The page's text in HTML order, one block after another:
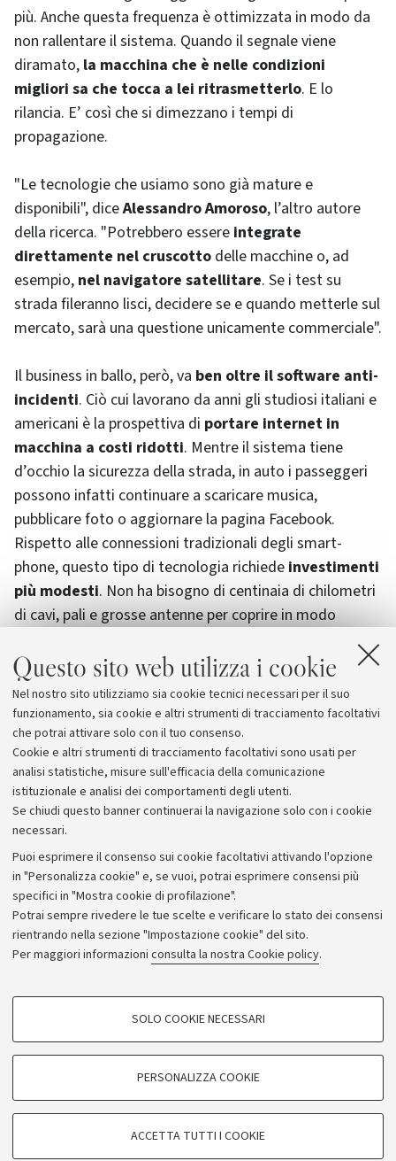
Questo sito web utilizza i cookie
Nel nostro sito utilizziamo sia cookie tecnici necessari per il suo
funzionamento, sia cookie e altri strumenti di tracciamento facoltativi
che potrai attivare solo con il tuo consenso.
Cookie e altri strumenti di tracciamento facoltativi sono usati per
analisi statistiche, misure sull'efficacia della comunicazione
istituzionale e analisi dei comportamenti degli utenti.
Se chiudi questo banner continuerai la navigazione solo con i cookie
necessari.
Puoi esprimere il consenso sui cookie facoltativi attivando l'opzione
in "Personalizza cookie" e, se vuoi, potrai esprimere consensi più
specifici in "Mostra cookie di profilazione".
Potrai sempre rivedere le tue scelte e verificare lo stato dei consensi
rientrando nella sezione "Impostazione cookie" del sito.
Per maggiori informazioni consulta la nostra Cookie policy.
COOKIE DI PROFILAZIONE - FACOLTATIVI
COOKIE TECNICI - NECESSARI
SOLO COOKIE NECESSARI
PERSONALIZZA COOKIE
ACCETTA TUTTI I COOKIE
più. Anche questa frequenza è ottimizzata in modo da
non rallentare il sistema. Quando il segnale viene
diramato, la macchina che è nelle condizioni
migliori sa che tocca a lei ritrasmetterlo. E lo
rilancia. E’ così che si dimezzano i tempi di
propagazione.
"Le tecnologie che usiamo sono già mature e
disponibili", diceAlessandro Amoroso, l’altro autore
della ricerca. "Potrebbero essere integrate
direttamente nel cruscotto delle macchine o, ad
esempio, nel navigatore satellitare. Se i test su
strada fileranno lisci, decidere se e quando metterle sul
mercato, sarà una questione unicamente commerciale".
Il business in ballo, però, va ben oltre ilsoftware anti-
incidenti. Ciò cui lavorano da anni gli studiosi italiani e
americani è la prospettiva di portare internet in
macchina a costi ridotti. Mentre il sistema tiene
d’occhio la sicurezza della strada, in auto i passeggeri
possono infatti continuare a scaricare musica,
pubblicare foto o aggiornare la pagina Facebook.
Rispetto alle connessioni tradizionali degli smart-
phone, questo tipo di tecnologia richiede investimenti
più modesti. Non ha bisogno di centinaia di chilometri
di cavi, pali e grosse antenne per coprire in modo
capillare la rete stradale. Promette inoltre di esserea
buon mercato anche per gli utenti. Per navigare con
losmart-phone, bisogna avere un contratto con una
compagnia telefonica. Per collegarsi viawirelessad
altre macchine, bastano dei compagni di strada.
Archivio
Comunicati stampa
Redazione
Rassegna stampa
© Copyright 2026 - ALMA MATER STUDIORUM - Università di
Bologna - Via Zamboni, 33 - 40126 Bologna - PI: 01131710376 -
CF: 80007010376